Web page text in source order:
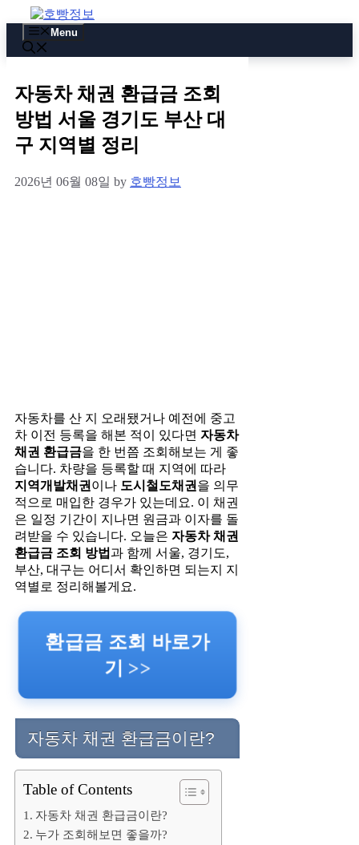
to
content
Menu
자동차 채권 환급금 조회
방법 서울 경기도 부산 대
구 지역별 정리
2026년 06월 08일 by 호빵정보
자동차를 산 지 오래됐거나 예전에 중고
차 이전 등록을 해본 적이 있다면 자동차
채권 환급금을 한 번쯤 조회해보는 게 좋
습니다. 차량을 등록할 때 지역에 따라
지역개발채권 이나 도시철도채권 을 의무
적으로 매입한 경우가 있는데요. 이 채권
은 일정 기간이 지나면 원금과 이자를 돌
려받을 수 있습니다. 오늘은 자동차 채권
환급금 조회 방법과 함께 서울, 경기도,
부산, 대구는 어디서 확인하면 되는지 지
역별로 정리해볼게요.
환급금 조회 바로가
기 >>
자동차 채권 환급금이란?
Table of Contents
자동차 채권 환급금이란?
누가 조회해보면 좋을까?